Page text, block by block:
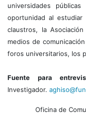
universidades
oportunidad al
claustros, la
medios de
foros universitarios, los
Fuente para
Investigador.
Oficina de